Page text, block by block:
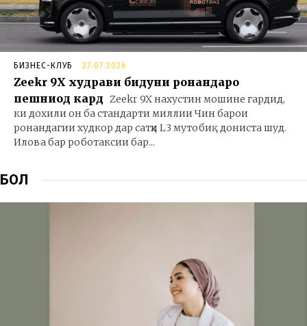
БИЗНЕС-КЛУБ 27.07.2026
Zeekr 9X худрави бидуни ронандаро
пешниҳод кард Zeekr 9X нахустин мошине гардид,
ки дохили он ба стандарти миллии Чин барои
ронандагии худкор дар сатҳи L3 мутобиқ дониста шуд.
Илова бар роботаксии бар...
БОЛ